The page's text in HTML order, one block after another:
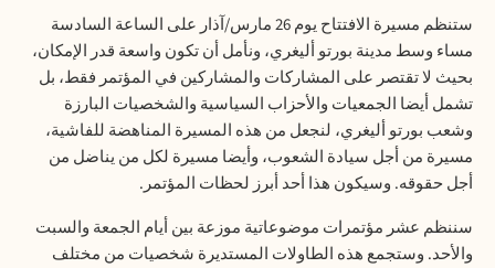
ستنظم مسيرة الافتتاح يوم 26 مارس/آذار على الساعة السادسة
مساء وسط مدينة بورتو أليغري، ونأمل أن تكون واسعة قدر الإمكان،
بحيث لا تقتصر على المشاركات والمشاركين في المؤتمر فقط، بل
تشمل أيضا الجمعيات والأحزاب السياسية والشخصيات البارزة
وشعب بورتو أليغري، لنجعل من هذه المسيرة المناهضة للفاشية،
مسيرة من أجل سيادة الشعوب، وأيضا مسيرة لكل من يناضل من
أجل حقوقه. وسيكون هذا أحد أبرز لحظات المؤتمر.
سننظم عشر مؤتمرات موضوعاتية موزعة بين أيام الجمعة والسبت
والأحد. وستجمع هذه الطاولات المستديرة شخصيات من مختلف